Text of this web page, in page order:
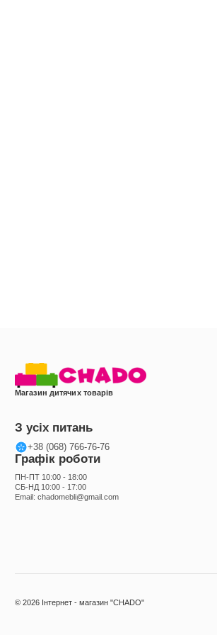
Магазин дитячих товарів
З усіх питань
+38 (068) 766-76-76
Графік роботи
ПН-ПТ 10:00 - 18:00
СБ-НД 10:00 - 17:00
Email: chadomebli@gmail.com
© 2026 Інтернет - магазин "CHADO"